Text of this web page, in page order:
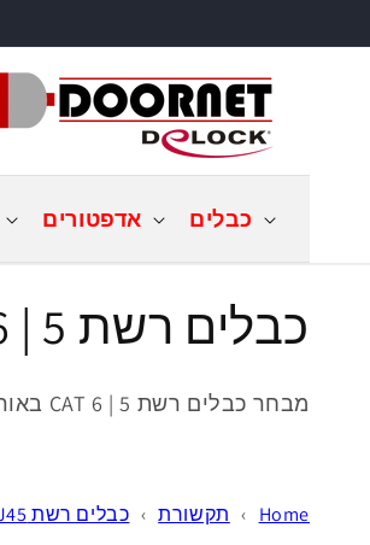
כבלים אדפטורים
ק
ו
ק
כבלים רשת CAT 6 | 5
מבחר כבלים רשת CAT 6 | 5
Home
› תקשורת › כבלים רשת RJ45